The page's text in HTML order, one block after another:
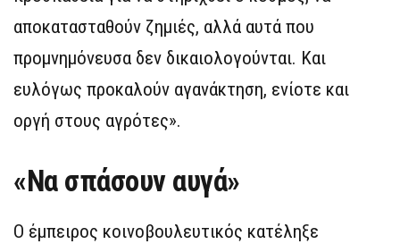
αποκατασταθούν ζημιές, αλλά αυτά που
προμνημόνευσα δεν δικαιολογούνται. Και
ευλόγως προκαλούν αγανάκτηση, ενίοτε και
οργή στους αγρότες».
«Να σπάσουν αυγά»
Ο έμπειρος κοινοβουλευτικός κατέληξε